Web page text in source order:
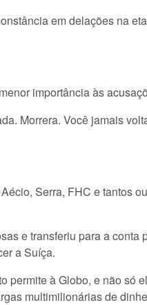
em delações na
importância às
Morrera. Você jamais
Serra, FHC e tantos
e transferiu para a
a Suíça.
permite à Globo, e não
multimilionárias de